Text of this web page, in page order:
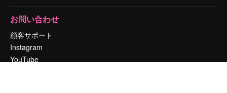
お問い合わせ
顧客サポート
Instagram
YouTube